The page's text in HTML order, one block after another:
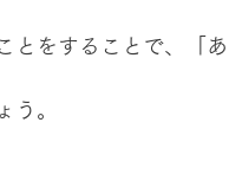
とをすることで、「あ
う。